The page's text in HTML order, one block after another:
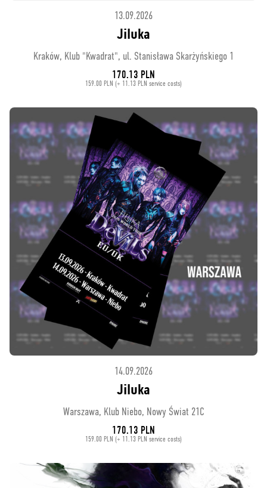
13.09.2026
Jiluka
Kraków, Klub "Kwadrat", ul. Stanisława Skarżyńskiego 1
170.13 PLN
159.00 PLN (+ 11.13 PLN service costs)
14.09.2026
Jiluka
Warszawa, Klub Niebo, Nowy Świat 21C
170.13 PLN
159.00 PLN (+ 11.13 PLN service costs)